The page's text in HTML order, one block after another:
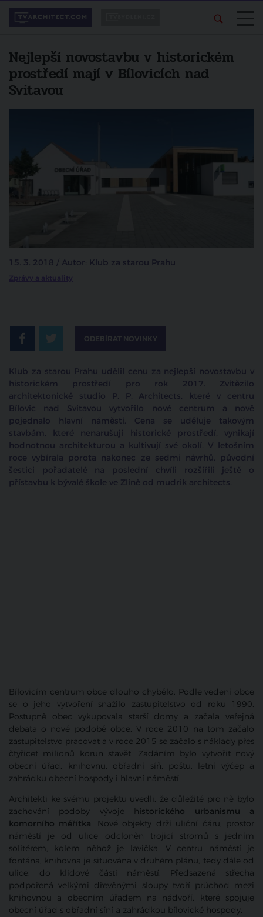
Nejlepší novostavbu v historickém
prostředí mají v Bílovicích nad
Svitavou
15. 3. 2018 / Autor: Klub za starou Prahu
Zprávy a aktuality
ODEBÍRAT NOVINKY
Klub za starou Prahu udělil cenu za nejlepší novostavbu v
historickém prostředí pro rok 2017. Zvítězilo
architektonické studio P. P. Architects, které v centru
Bílovic nad Svitavou vytvořilo nové centrum a nově
pojednalo hlavní náměstí. Cena se uděluje takovým
stavbám, které nenarušují historické prostředí, vynikají
hodnotnou architekturou a kultivují své okolí. V letošním
roce vybírala porota nakonec ze sedmi návrhů, původní
šestici pořadatelé na poslední chvíli rozšířili ještě o
přístavbu k bývalé škole ve Zlíně od mudrik architects.
Bílovicím centrum obce dlouho chybělo. Podle vedení obce
se o jeho vytvoření snažilo zastupitelstvo od roku 1990.
Postupně obec vykupovala starší domy a začala veřejná
debata o nové podobě obce. V roce 2010 na tom začalo
zastupitelstvo pracovat a v roce 2015 se začalo s náklady přes
čtyřicet milionů korun stavět. Zadáním bylo vytvořit nový
obecní úřad, knihovnu, obřadní síň, poštu, letní výčep a
zahrádku obecní hospody i hlavní náměstí.
Architekti ke svému projektu uvedli, že důležité pro ně bylo
zachování podoby vývoje historického urbanismu a
komorního měřítka. Nové objekty drží uliční čáru, prostor
náměstí je od ulice odcloněn trojicí stromů s jedním
solitérem, kolem něhož je lavička. V centru náměstí je
fontána, knihovna je situována v druhém plánu, tedy dále od
ulice, do klidové části náměstí. Předsazená střecha
podpořená velkými dřevěnými sloupy tvoří průchod mezi
knihovnou a obecním úřadem na nádvoří, které spojuje
obecní úřad s obřadní síní a zahrádkou bílovické hospody.